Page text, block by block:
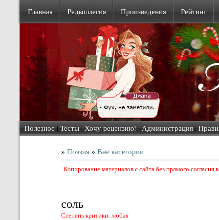
Главная Редколлегия Произведения Рейтинг
Полезное | Тесты | Хочу рецензию! | Администрация |
» Поэзия » Вне категории
Копирование материалов с сайта без прямого
соль
Степень критики: любая